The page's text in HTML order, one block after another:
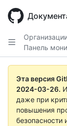
main
Панель
Эта версия
2024-03-26.
даже при
повышения
безопасности